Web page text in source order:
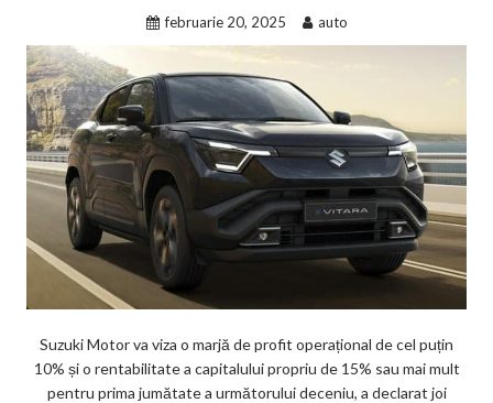
februarie 20, 2025 auto
Suzuki Motor va viza o marjă de profit operațional de cel puțin
10% și o rentabilitate a capitalului propriu de 15% sau mai mult
pentru prima jumătate a următorului deceniu, a declarat joi